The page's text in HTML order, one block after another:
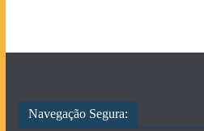
Navegação Segura: